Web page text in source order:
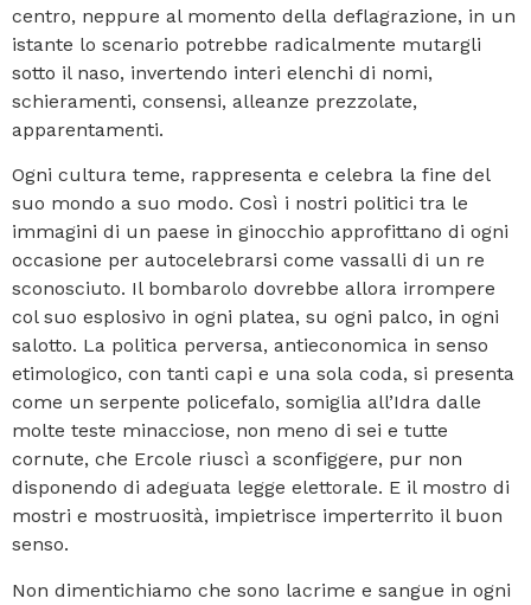
centro, neppure al momento della deflagrazione, in un
istante lo scenario potrebbe radicalmente mutargli
sotto il naso, invertendo interi elenchi di nomi,
schieramenti, consensi, alleanze prezzolate,
apparentamenti.
Ogni cultura teme, rappresenta e celebra la fine del
suo mondo a suo modo. Così i nostri politici tra le
immagini di un paese in ginocchio approfittano di ogni
occasione per autocelebrarsi come vassalli di un re
sconosciuto. Il bombarolo dovrebbe allora irrompere
col suo esplosivo in ogni platea, su ogni palco, in ogni
salotto. La politica perversa, antieconomica in senso
etimologico, con tanti capi e una sola coda, si presenta
come un serpente policefalo, somiglia all’Idra dalle
molte teste minacciose, non meno di sei e tutte
cornute, che Ercole riuscì a sconfiggere, pur non
disponendo di adeguata legge elettorale. E il mostro di
mostri e mostruosità, impietrisce imperterrito il buon
senso.
Non dimentichiamo che sono lacrime e sangue in ogni